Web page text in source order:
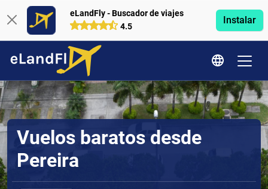
eLandFly - Buscador de viajes
4.5
Instalar
Vuelos baratos desde
Pereira